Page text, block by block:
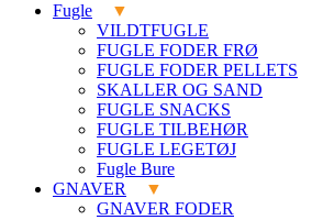
Fugle
VILDTFUGLE
FUGLE FODER FRØ
FUGLE FODER PELLETS
SKALLER OG SAND
FUGLE SNACKS
FUGLE TILBEHØR
FUGLE LEGETØJ
Fugle Bure
GNAVER
GNAVER FODER